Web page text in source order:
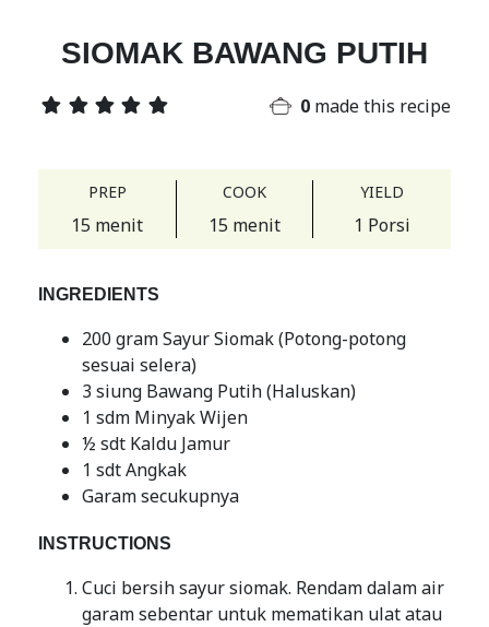
SIOMAK BAWANG PUTIH
0 made this recipe
PREP
15 menit
COOK
15 menit
YIELD
1 Porsi
INGREDIENTS
200 gram Sayur Siomak (Potong-potong
sesuai selera)
3 siung Bawang Putih (Haluskan)
1 sdm Minyak Wijen
½ sdt Kaldu Jamur
1 sdt Angkak
Garam secukupnya
INSTRUCTIONS
Cuci bersih sayur siomak. Rendam dalam air
garam sebentar untuk mematikan ulat atau